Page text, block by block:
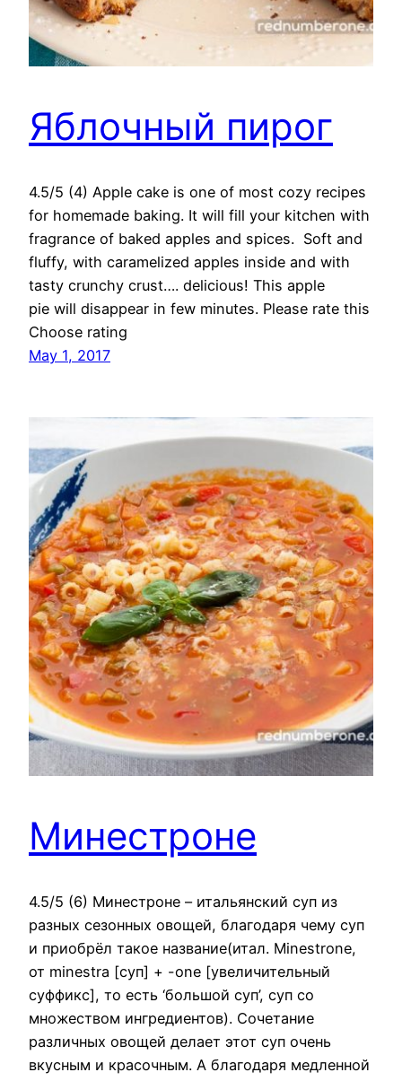
Яблочный пирог
4.5/5 (4) Apple cake is one of most cozy recipes
for homemade baking. It will fill your kitchen with
fragrance of baked apples and spices. Soft and
fluffy, with caramelized apples inside and with
tasty crunchy crust…. delicious! This apple
pie will disappear in few minutes. Please rate this
Choose rating
May 1, 2017
Минестроне
4.5/5 (6) Минестроне – итальянский суп из
разных сезонных овощей, благодаря чему суп
и приобрёл такое название(итал. Minestrone,
от minestra [суп] + -one [увеличительный
суффикс], то есть ‘большой суп’, суп со
множеством ингредиентов). Сочетание
различных овощей делает этот суп очень
вкусным и красочным. А благодаря медленной